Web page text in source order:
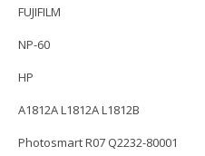
FUJIFILM
NP-60
HP
A1812A L1812A L1812B
Photosmart R07 Q2232-80001